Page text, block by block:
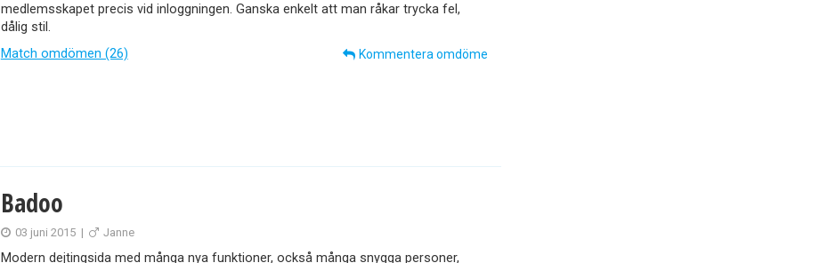
medlemsskapet precis vid inloggningen. Ganska enkelt att man råkar trycka fel,
dålig stil.
Match omdömen (26)
Kommentera omdöme
Badoo
03 juni 2015 | Janne
Modern dejtingsida med många nya funktioner, också många snygga personer,